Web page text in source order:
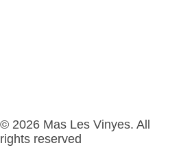
© 2026 Mas Les Vinyes. All
rights reserved